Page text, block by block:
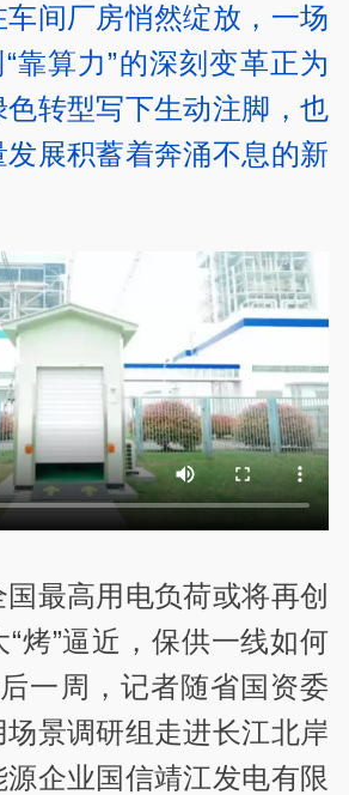
间厂房悄然绽放，一场
“靠算力”的深刻变革正为
转型写下生动注脚，也
发展积蓄着奔涌不息的新
最高用电负荷或将再创
烤”逼近，保供一线如何
一周，记者随省国资委
场景调研组走进长江北岸
企业国信靖江发电有限